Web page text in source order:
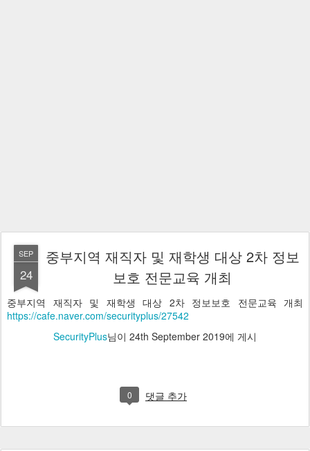
SEP
24
중부지역 재직자 및 재학생 대상 2차 정보
보호 전문교육 개최
중부지역 재직자 및 재학생 대상 2차 정보보호 전문교육 개최
https://cafe.naver.com/securityplus/27542
SecurityPlus님이 24th September 2019에 게시
0 댓글 추가